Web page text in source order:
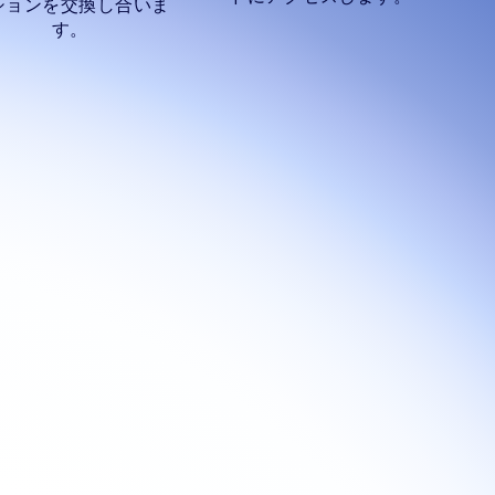
ョンを交換し合いま
す。